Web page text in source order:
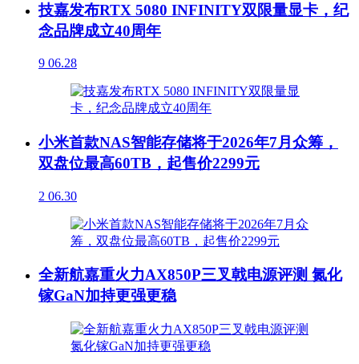
技嘉发布RTX 5080 INFINITY双限量显卡，纪
念品牌成立40周年
9 06.28
小米首款NAS智能存储将于2026年7月众筹，
双盘位最高60TB，起售价2299元
2 06.30
全新航嘉重火力AX850P三叉戟电源评测 氮化
镓GaN加持更强更稳